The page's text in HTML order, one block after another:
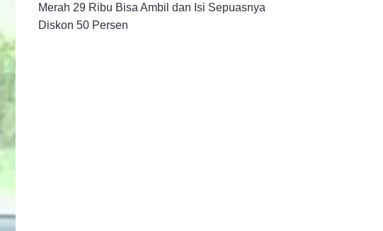
Merah 29 Ribu Bisa Ambil dan Isi Sepuasnya
Diskon 50 Persen